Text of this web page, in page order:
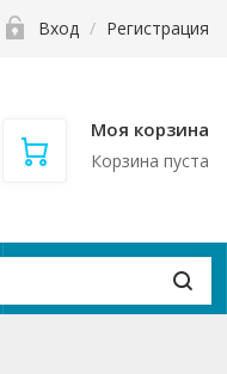
Вход / Регистрация
Моя корзина
Корзина пуста